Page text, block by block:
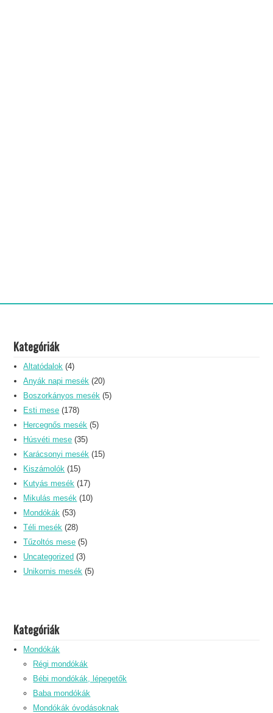
Kategóriák
Altatódalok (4)
Anyák napi mesék (20)
Boszorkányos mesék (5)
Esti mese (178)
Hercegnős mesék (5)
Húsvéti mese (35)
Karácsonyi mesék (15)
Kiszámolók (15)
Kutyás mesék (17)
Mikulás mesék (10)
Mondókák (53)
Téli mesék (28)
Tűzoltós mese (5)
Uncategorized (3)
Unikornis mesék (5)
Kategóriák
Mondókák
Régi mondókák
Bébi mondókák, lépegetők
Baba mondókák
Mondókák óvodásoknak